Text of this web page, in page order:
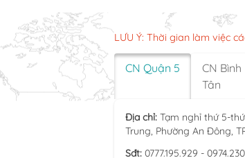
LƯU Ý: Thời gian làm việc
CN Quận 5
CN Bình
Tân
Địa chỉ: Tạm nghỉ thứ 5-
Trung, Phường An Đông,
Sđt: 0777.195.929 -